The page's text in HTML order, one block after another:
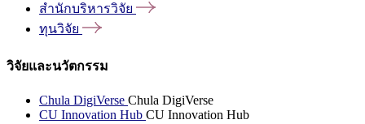
สำนักบริหารวิจัย
ทุนวิจัย
วิจัยและนวัตกรรม
Chula DigiVerse Chula DigiVerse
CU Innovation Hub CU Innovation Hub